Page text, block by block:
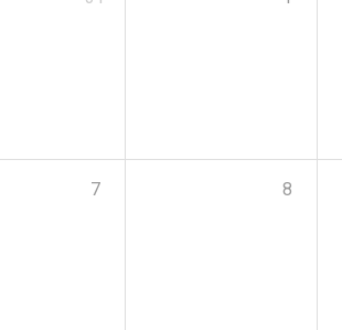
7 8